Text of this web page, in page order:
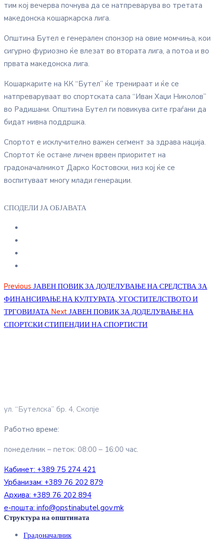
тим кој вечерва почнува да се натпреварува во третата
македонска кошаркарска лига.
Општина Бутел е генерален спонзор на овие момчиња, кои
сигурно фуриозно ќе влезат во втората лига, а потоа и во
првата македонска лига.
Кошаркарите на КК “Бутел” ќе тренираат и ќе се
натпреваруваат во спортската сала “Иван Хаџи Николов”
во Радишани. Општина Бутел ги повикува сите граѓани да
бидат нивна поддршка.
Спортот е исклучително важен сегмент за здрава нација.
Спортот ќе остане личен врвен приоритет на
градоначалникот Дарко Костовски, низ кој ќе се
воспитуваат многу млади генерации.
СПОДЕЛИ ЈА ОБЈАВАТА
Previous ЈАВЕН ПОВИК ЗА ДОДЕЛУВАЊЕ НА СРЕДСТВА ЗА
ФИНАНСИРАЊЕ НА КУЛТУРАТА, УГОСТИТЕЛСТВОТО И
ТРГОВИЈАТА Next ЈАВЕН ПОВИК ЗА ДОДЕЛУВАЊЕ НА
СПОРТСКИ СТИПЕНДИИ НА СПОРТИСТИ
ул. “Бутелска” бр. 4, Скопје
Работно време:
понеделник – петок: 08:00 – 16:00 час.
Кабинет: +389 75 274 421
Урбанизам: +389 76 202 879
Архива: +389 76 202 894
е-пошта: info@opstinabutel.gov.mk
Структура на општината
Градоначалник